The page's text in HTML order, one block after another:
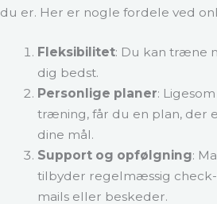
du er. Her er nogle fordele ved
Fleksibilitet: Du kan træne
dig bedst.
Personlige planer:
træning, får du en plan, der
dine mål.
Support og opfølgning:
tilbyder regelmæssig check-
mails eller beskeder.